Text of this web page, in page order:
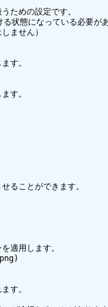
ための設定です。
状態になっている必要があ
ません）
す。
す。
ることができます。
適用します。
す。